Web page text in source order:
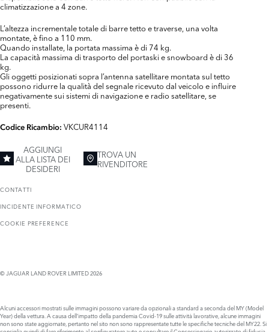
climatizzazione a 4 zone.
L’altezza incrementale totale di barre tetto e traverse, una volta
montate, è fino a 110 mm.
Quando installate, la portata massima è di 74 kg.
La capacità massima di trasporto del portaski e snowboard è di 36
kg.
Gli oggetti posizionati sopra l’antenna satellitare montata sul tetto
possono ridurre la qualità del segnale ricevuto dal veicolo e influire
negativamente sui sistemi di navigazione e radio satellitare, se
presenti.
Codice Ricambio: VKCUR4114
AGGIUNGI
ALLA LISTA DEI
DESIDERI
TROVA UN
RIVENDITORE
CONTATTI
INCIDENTE INFORMATICO
COOKIE PREFERENCE
© JAGUAR LAND ROVER LIMITED 2026
Alcuni accessori mostrati sulle immagini possono variare da opzionali a standard a seconda del MY (Model
Year) della vettura. A causa dell’impatto della pandemia Covid-19 sulle attività lavorative, alcune immagini
non sono state aggiornate, pertanto nel sito non sono rappresentate tutte le specifiche tecniche del MY22. Si